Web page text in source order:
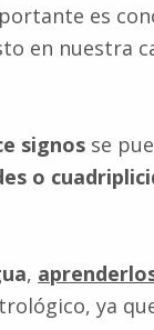
es
en nuestra
signos se
o
,
ya